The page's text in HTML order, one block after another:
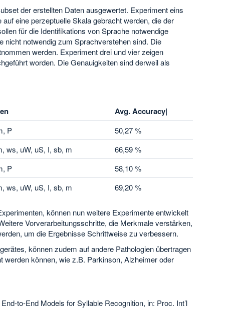
der erstellten Daten ausgewertet. Experiment eins
eine perzeptuelle Skala gebracht werden, die der
für die Identifikations von Sprache notwendige
nicht notwendig zum Sprachverstehen sind. Die
werden. Experiment drei und vier zeigen
worden. Die Genauigkeiten sind derweil als
Avg. Accuracy|
P
50,27 %
ws, uW, uS, I, sb, m
66,59 %
P
58,10 %
ws, uW, uS, I, sb, m 69,20 %
können nun weitere Experimente entwickelt
Vorverarbeitungsschritte, die Merkmale verstärken,
um die Ergebnisse Schrittweise zu verbessern.
können zudem auf andere Pathologien übertragen
können, wie z.B. Parkinson, Alzheimer oder
to-End Models for Syllable Recognition, in: Proc. Int’l